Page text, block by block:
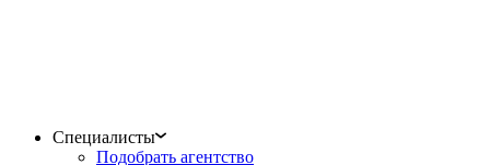
Специалисты
Подобрать агентство